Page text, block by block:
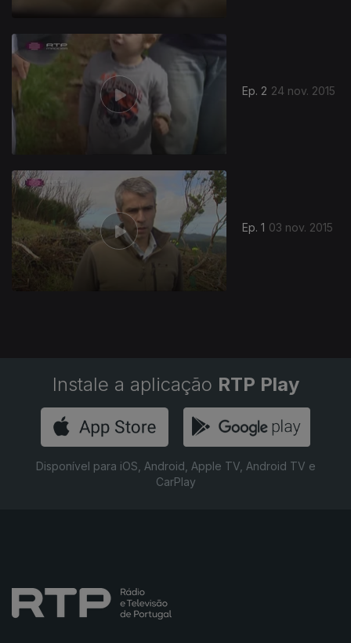
Ep. 2 24 nov. 2015
Ep. 1 03 nov. 2015
212324
Instale a aplicação RTP Play
Disponível para iOS, Android, Apple TV, Android TV e
CarPlay